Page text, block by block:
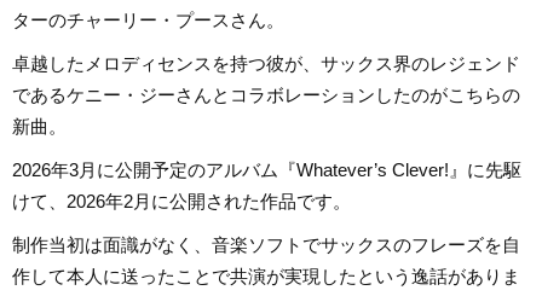
ターのチャーリー・プースさん。
卓越したメロディセンスを持つ彼が、サックス界のレジェンド
であるケニー・ジーさんとコラボレーションしたのがこちらの
新曲。
2026年3月に公開予定のアルバム『Whatever’s Clever!』に先駆
けて、2026年2月に公開された作品です。
制作当初は面識がなく、音楽ソフトでサックスのフレーズを自
作して本人に送ったことで共演が実現したという逸話がありま